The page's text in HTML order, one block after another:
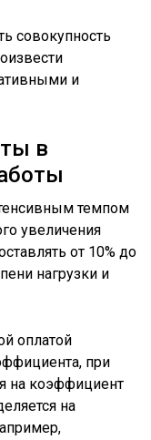
совокупность
и
в
темпом
увеличения
от 10% до
нагрузки и
оплатой
при
на коэффициент
на